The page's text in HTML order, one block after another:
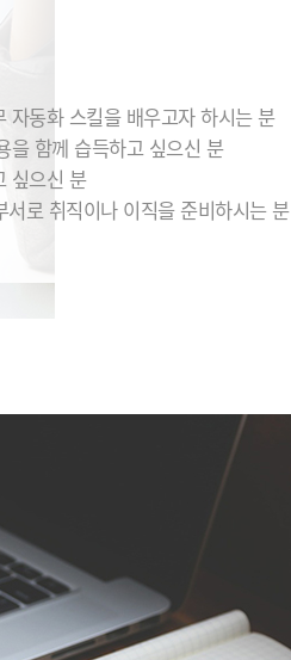
자동화 스킬을 배우고자 하시는 분
을 함께 습득하고 싶으신 분
싶으신 분
로 취직이나 이직을 준비하시는 분